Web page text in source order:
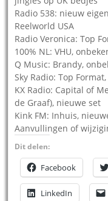
Radio 538: nieuw
Reelworld USA
Radio Veronica: Top
100% NL: VHU,
Q Music: Brandy,
Sky Radio: Top
KX Radio: Capital of
de Graaf), nieuwe set
Kink FM: Inhuis,
Aanvullingen of
Dit delen:
Facebook
LinkedIn